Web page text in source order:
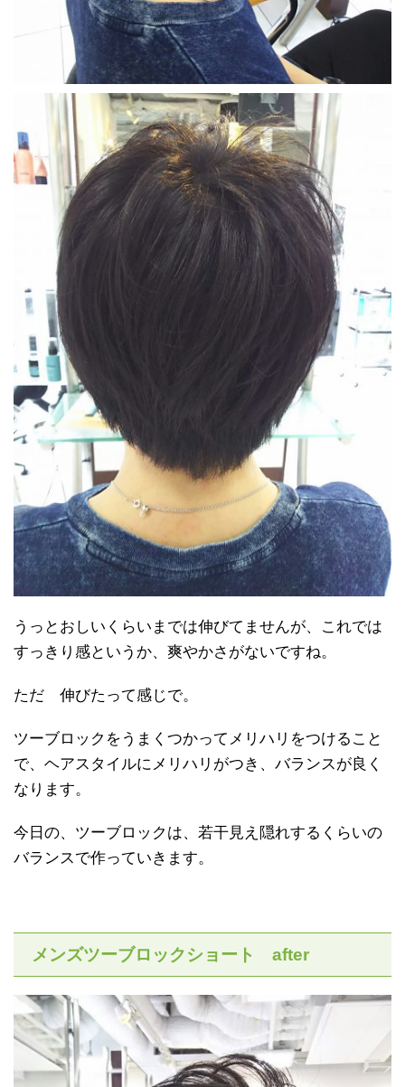
うっとおしいくらいまでは伸びてませんが、これでは
すっきり感というか、爽やかさがないですね。
ただ 伸びたって感じで。
ツーブロックをうまくつかってメリハリをつけること
で、ヘアスタイルにメリハリがつき、バランスが良く
なります。
今日の、ツーブロックは、若干見え隠れするくらいの
バランスで作っていきます。
メンズツーブロックショート after